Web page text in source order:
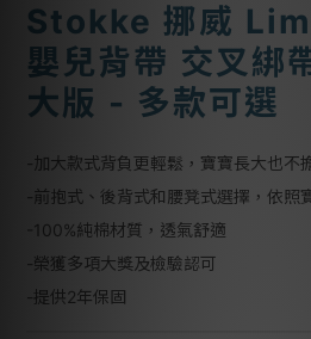
Stokke 挪威
嬰兒背帶 交叉綁
大版 - 多款可選
-加大款式背負更輕鬆，寶寶長大也不
-前抱式、後背式和腰凳式選擇，依照
-100%純棉材質，透氣舒適
-榮獲多項大獎及檢驗認可
-提供2年保固